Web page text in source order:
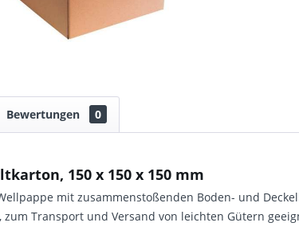
Bewertungen 0
150 x 150 x 150 mm
mit zusammenstoßenden Boden- und
zum Transport und Versand von leichten Gütern